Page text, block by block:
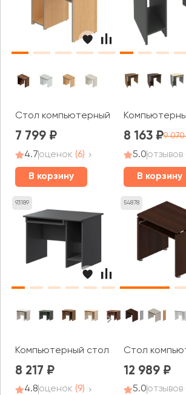
Стол компьютерный левый А-10L
7 799
4.7оценок (6)
В корзину
8 163 9
5.0отзывов
В корзину
93189
Компьютерный стол А-012 Арго
8 217
4.8оценок (9)
54878
Стол
12 989
5.0отзывов